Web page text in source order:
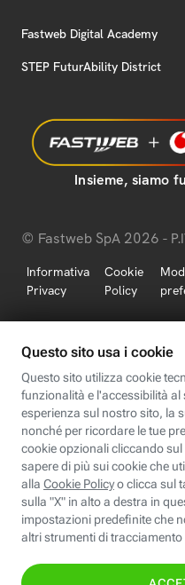
Fastweb Digital Academy
STEP FuturAbility District
Insieme, siamo
© Fastweb SpA 2026 -
Informativa
Privacy
Cookie
Policy